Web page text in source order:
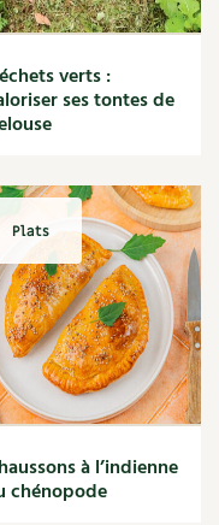
verts :
ses tontes de
Plats
à l’indienne
chénopode